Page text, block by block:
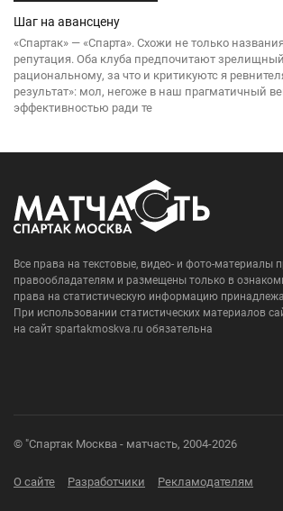
Шаг на авансцену
«Спартак» — «Спарта». Схожи не только
репутация. Оба клуба предпочитают
рациональному, за что и критикуютс я
результат»: мол, негоже в наш прагматичный
эффективностью ради те
Все права на текстовые, видео- и фото-материалы
правообладателям и размещены только в
права на статистическую информацию
При использовании статистических материалов
на сайт spartakmoskva.ru обязательна
© "Спартак Москва - матчасть, 2004-2026
О сайте Разработчики Рекламодателям